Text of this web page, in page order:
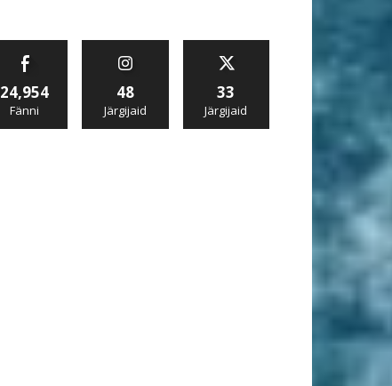
24,954
Fänni
48
Järgijaid
33
Järgijaid